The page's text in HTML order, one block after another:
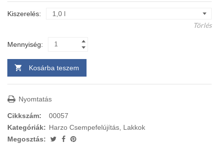
Kiszerelés
Törlés
Mennyiség:
Kosárba teszem
Nyomtatás
Cikkszám:
00057
Kategóriák: Harzo Csempefelújítás Lakkok
Megosztás: